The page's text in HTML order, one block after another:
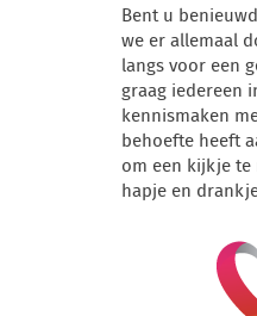
Bent u
we er allemaal
langs voor een
graag iedereen
kennismaken
behoefte heeft
om een kijkje
hapje en